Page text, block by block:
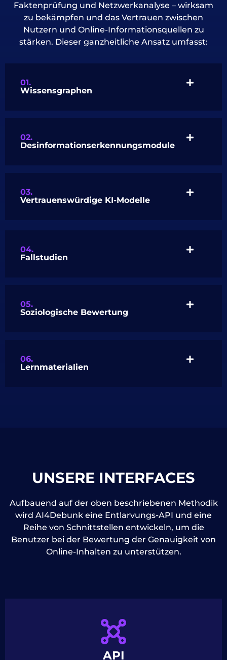
Faktenprüfung und Netzwerkanalyse – wirksam
zu bekämpfen und das Vertrauen zwischen
Nutzern und Online-Informationsquellen zu
stärken. Dieser ganzheitliche Ansatz umfasst:
01.
Wissensgraphen
02.
Desinformationserkennungsmodule
03.
Vertrauenswürdige KI-Modelle
04.
Fallstudien
05.
Soziologische Bewertung
06.
Lernmaterialien
UNSERE INTERFACES
Aufbauend auf der oben beschriebenen Methodik
wird AI4Debunk eine Entlarvungs-API und eine
Reihe von Schnittstellen entwickeln, um die
Benutzer bei der Bewertung der Genauigkeit von
Online-Inhalten zu unterstützen.
API